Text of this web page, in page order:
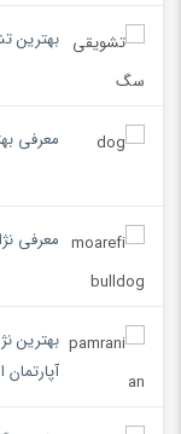
بهترین
معرفی
معرفی
بهترین